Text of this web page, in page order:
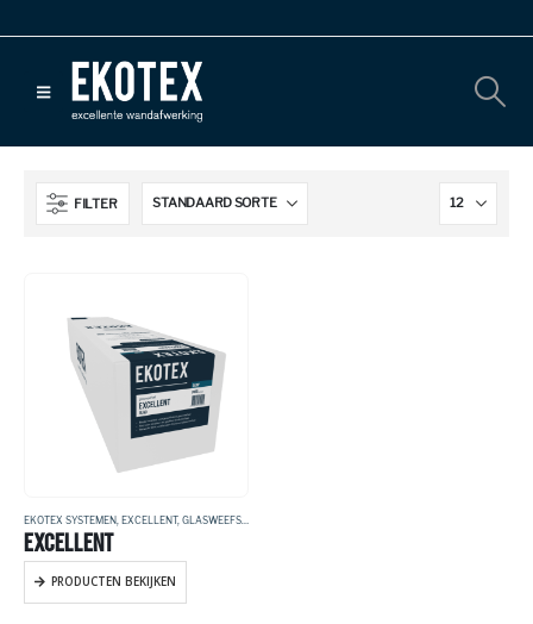
FILTER
EKOTEX SYSTEMEN EXCELLENT, GLASWEEFSEL
EXCELLENT
PRODUCTEN BEKIJKEN